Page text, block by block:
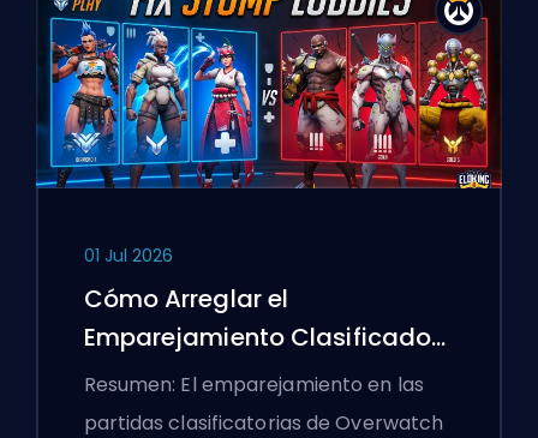
01 Jul 2026
Cómo Arreglar el
Emparejamiento Clasificado
de Overwatch 2 y los Lobbies
Aplastantes
Resumen: El emparejamiento en las
partidas clasificatorias de Overwatch